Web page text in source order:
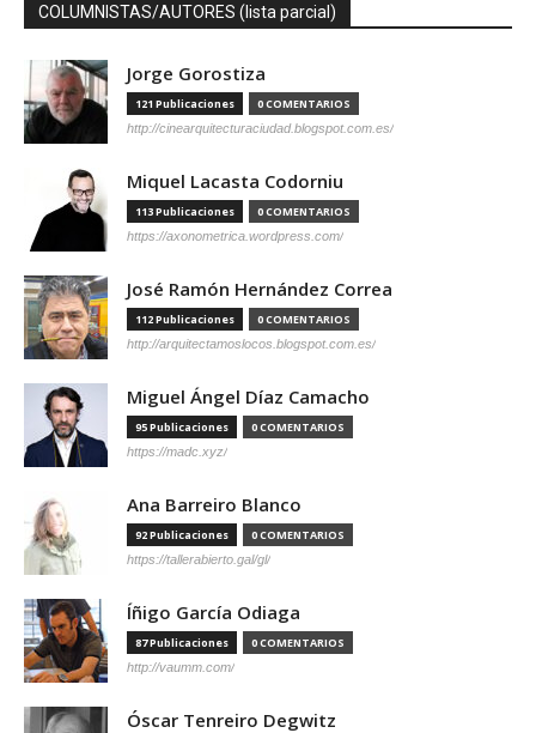
COLUMNISTAS/AUTORES (lista parcial)
Jorge Gorostiza
121 Publicaciones 0 COMENTARIOS
http://cinearquitecturaciudad.blogspot.com.es/
Miquel Lacasta Codorniu
113 Publicaciones 0 COMENTARIOS
https://axonometrica.wordpress.com/
José Ramón Hernández Correa
112 Publicaciones 0 COMENTARIOS
http://arquitectamoslocos.blogspot.com.es/
Miguel Ángel Díaz Camacho
95 Publicaciones 0 COMENTARIOS
https://madc.xyz/
Ana Barreiro Blanco
92 Publicaciones 0 COMENTARIOS
https://tallerabierto.gal/gl/
Íñigo García Odiaga
87 Publicaciones 0 COMENTARIOS
http://vaumm.com/
Óscar Tenreiro Degwitz